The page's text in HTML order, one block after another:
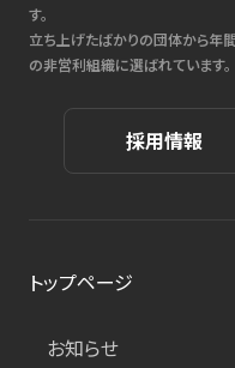
す。
立ち上げたばかりの団体から年
の非営利組織に選ばれています。
採用情報
トップページ
お知らせ